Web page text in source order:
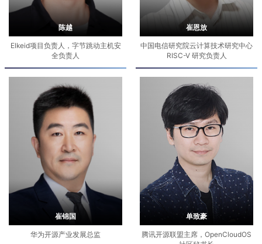
陈越
Elkeid项目负责人，字节跳动主机安
全负责人
崔恩放
中国电信研究院云计算技术研究中心
RISC-V 研究负责人
崔锦国
华为开源产业发展总监
单致豪
腾讯开源联盟主席，OpenCloudOS